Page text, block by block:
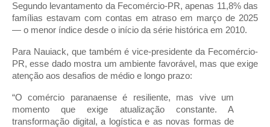
Segundo levantamento da Fecomércio-PR, apenas 11,8% das
famílias estavam com contas em atraso em março de 2025
— o menor índice desde o início da série histórica em 2010.
Para Nauiack, que também é vice-presidente da Fecomércio-
PR, esse dado mostra um ambiente favorável, mas que exige
atenção aos desafios de médio e longo prazo:
“O comércio paranaense é resiliente, mas vive um
momento que exige atualização constante. A
transformação digital, a logística e as novas formas de